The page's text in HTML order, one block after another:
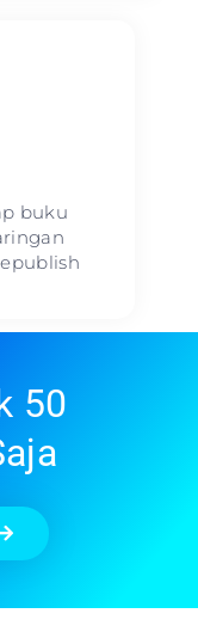
buku
50